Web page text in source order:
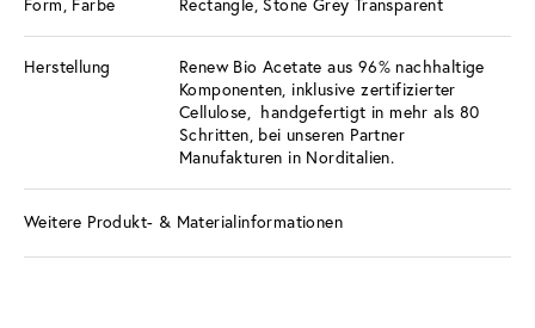
Form, Farbe Rectangle, Stone Grey Transparent
Herstellung
Renew Bio Acetate aus 96% nachhaltige
Komponenten, inklusive zertifizierter
Cellulose, handgefertigt in mehr als 80
Schritten, bei unseren Partner
Manufakturen in Norditalien.
Weitere Produkt- & Materialinformationen